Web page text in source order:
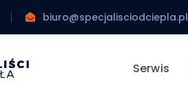
biuro@specjalisciodciepla.pl
Serwis